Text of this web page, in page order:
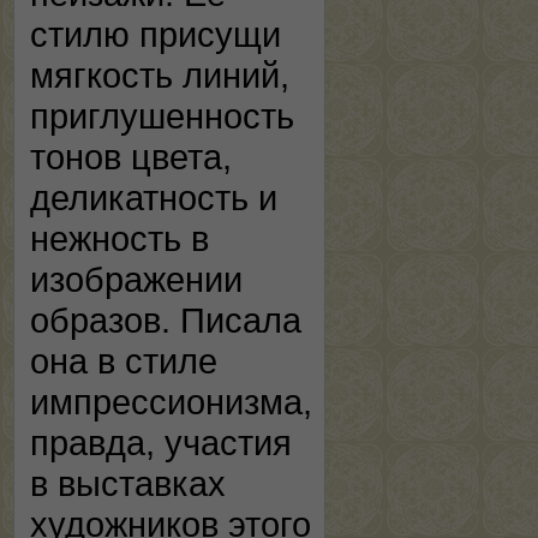
стилю присущи
мягкость линий,
приглушенность
тонов цвета,
деликатность и
нежность в
изображении
образов. Писала
она в стиле
импрессионизма,
правда, участия
в выставках
художников этого